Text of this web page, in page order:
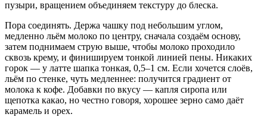
пузыри, вращением объединяем текстуру до блеска.
Пора соединять. Держа чашку под небольшим углом,
медленно льём молоко по центру, сначала создаём основу,
затем поднимаем струю выше, чтобы молоко проходило
сквозь крему, и финишируем тонкой линией пены. Никаких
горок — у латте шапка тонкая, 0,5–1 см. Если хочется слоёв,
льём по стенке, чуть медленнее: получится градиент от
молока к кофе. Добавки по вкусу — капля сиропа или
щепотка какао, но честно говоря, хорошее зерно само даёт
карамель и орех.